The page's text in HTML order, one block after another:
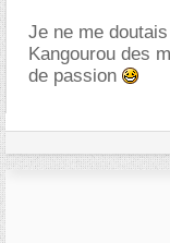
Je ne me
Kangourou des
de passion